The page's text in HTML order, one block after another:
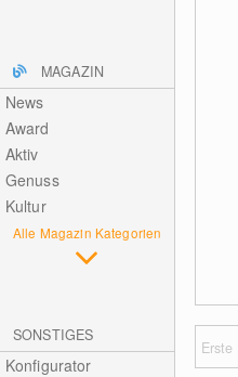
MAGAZIN
News
Award
Aktiv
Genuss
Kultur
Alle Magazin Kategorien
SONSTIGES
Konfigurator
Erste